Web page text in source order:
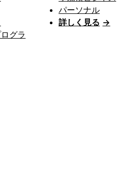
グラ
パーソナル
詳しく見る →